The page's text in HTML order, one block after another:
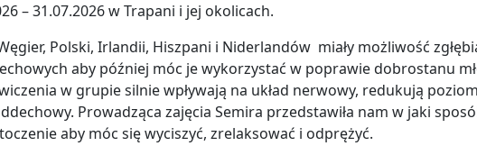
– 31.07.2026 w Trapani i jej okolicach.
Polski, Irlandii, Hiszpani i Niderlandów miały możliwość
aby później móc je wykorzystać w poprawie dobrostanu
w grupie silnie wpływają na układ nerwowy, redukują
Prowadząca zajęcia Semira przedstawiła nam w jaki
aby móc się wyciszyć, zrelaksować i odprężyć.